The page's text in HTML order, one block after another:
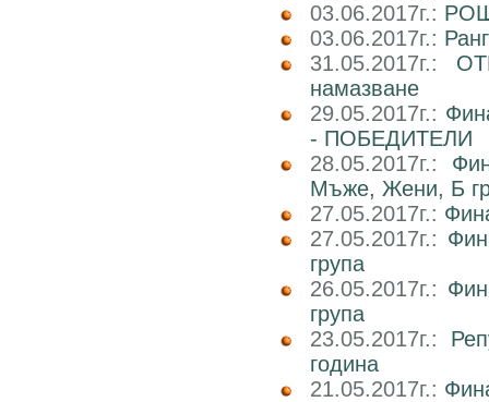
03.06.2017г.:
03.06.2017г.:
31.05.2017г.:
намазване
29.05.2017г.:
- ПОБЕДИТЕЛИ
28.05.2017г.:
Мъже, Жени, Б
27.05.2017г.:
27.05.2017г.:
група
26.05.2017г.:
група
23.05.2017г.:
година
21.05.2017г.: